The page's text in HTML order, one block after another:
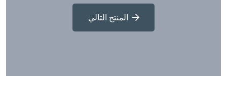
المنتج التالي